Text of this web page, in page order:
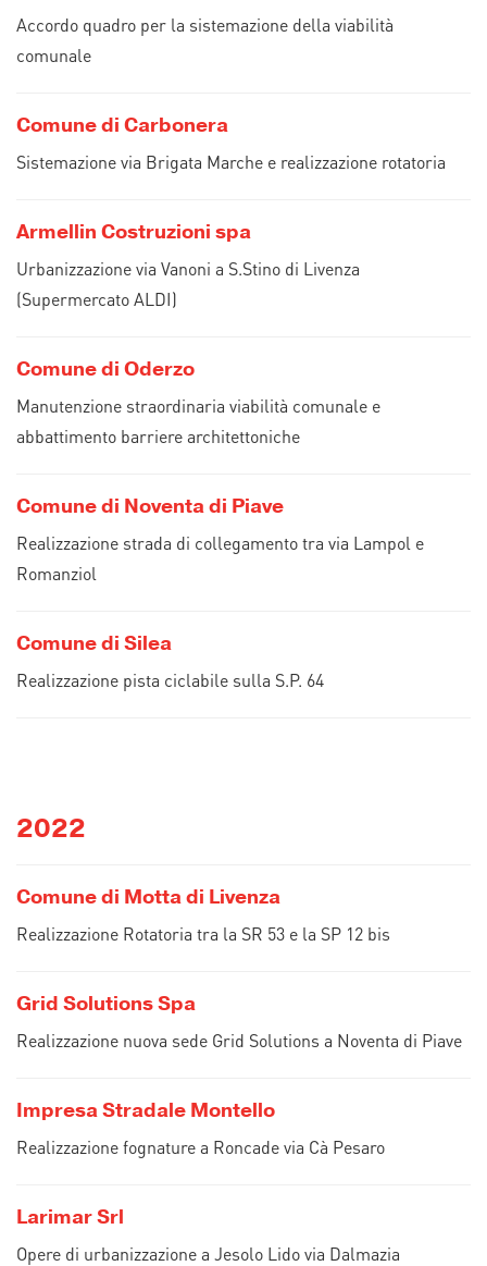
Accordo quadro per la sistemazione della viabilità
comunale
Comune di Carbonera
Sistemazione via Brigata Marche e realizzazione rotatoria
Armellin Costruzioni spa
Urbanizzazione via Vanoni a S.Stino di Livenza
(Supermercato ALDI)
Comune di Oderzo
Manutenzione straordinaria viabilità comunale e
abbattimento barriere architettoniche
Comune di Noventa di Piave
Realizzazione strada di collegamento tra via Lampol e
Romanziol
Comune di Silea
Realizzazione pista ciclabile sulla S.P. 64
2022
Comune di Motta di Livenza
Realizzazione Rotatoria tra la SR 53 e la SP 12 bis
Grid Solutions Spa
Realizzazione nuova sede Grid Solutions a Noventa di Piave
Impresa Stradale Montello
Realizzazione fognature a Roncade via Cà Pesaro
Larimar Srl
Opere di urbanizzazione a Jesolo Lido via Dalmazia